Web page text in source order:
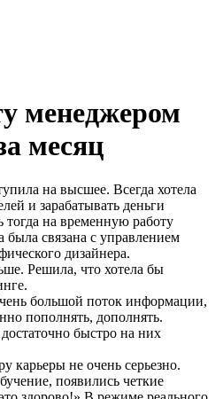
менеджером
месяц
на высшее. Всегда хотела
и зарабатывать деньги
тогда на временную работу
была связана с управлением
дизайнера.
Решила, что хотела бы
большой поток информации,
пополнять, дополнять.
быстро на них
карьеры не очень серьезно.
появились четкие